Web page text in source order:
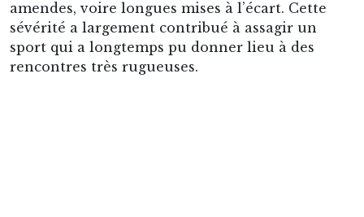
un public européen. Cependant, une fois
compris le système de points, le rôle central du
Mark, les façons de faire avancer le ballon et la
logique du plaquage, le jeu devient